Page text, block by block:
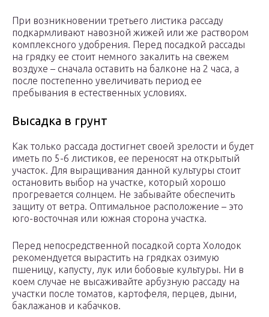
При возникновении третьего листика рассаду
подкармливают навозной жижей или же раствором
комплексного удобрения. Перед посадкой рассады
на грядку ее стоит немного закалить на свежем
воздухе – сначала оставить на балконе на 2 часа, а
после постепенно увеличивать период ее
пребывания в естественных условиях.
Высадка в грунт
Как только рассада достигнет своей зрелости и будет
иметь по 5-6 листиков, ее переносят на открытый
участок. Для выращивания данной культуры стоит
остановить выбор на участке, который хорошо
прогревается солнцем. Не забывайте обеспечить
защиту от ветра. Оптимальное расположение – это
юго-восточная или южная сторона участка.
Перед непосредственной посадкой сорта Холодок
рекомендуется вырастить на грядках озимую
пшеницу, капусту, лук или бобовые культуры. Ни в
коем случае не высаживайте арбузную рассаду на
участки после томатов, картофеля, перцев, дыни,
баклажанов и кабачков.